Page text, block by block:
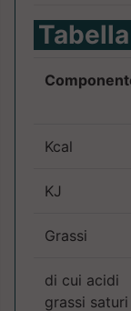
Kcal
KJ
Grassi
di cui acidi
grassi saturi